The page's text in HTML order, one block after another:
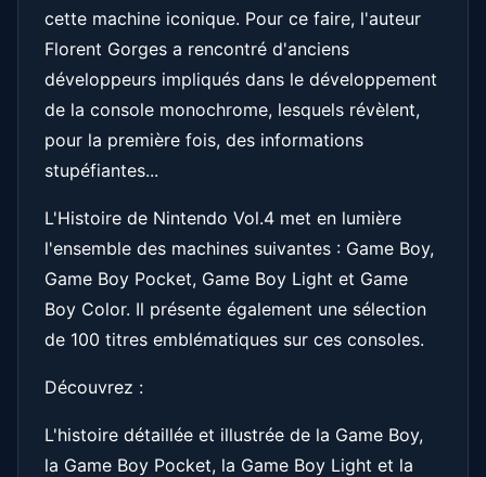
cette machine iconique. Pour ce faire, l'auteur
Florent Gorges a rencontré d'anciens
développeurs impliqués dans le développement
de la console monochrome, lesquels révèlent,
pour la première fois, des informations
stupéfiantes...
L'Histoire de Nintendo Vol.4 met en lumière
l'ensemble des machines suivantes : Game Boy,
Game Boy Pocket, Game Boy Light et Game
Boy Color. Il présente également une sélection
de 100 titres emblématiques sur ces consoles.
Découvrez :
L'histoire détaillée et illustrée de la Game Boy,
la Game Boy Pocket, la Game Boy Light et la